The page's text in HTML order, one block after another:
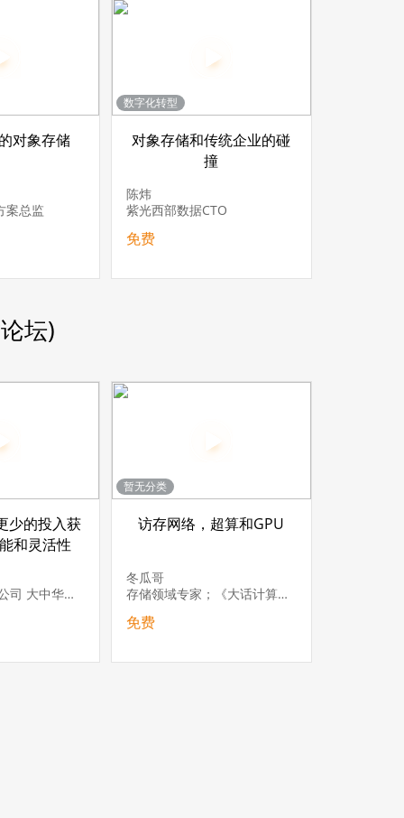
对象存储
案总监
数字化转型
对象存储和传统企业的碰
撞
陈炜
紫光西部数据CTO
免费
坛)
少的投入获
和灵活性
戴尔(中国)有限公司 大中华区存储解决方案专家
暂无分类
访存网络，超算和GPU
冬瓜哥
存储领域专家；《大话计算机》、《大话存储》系列图书作者；知名存储半导体公司架构师
免费